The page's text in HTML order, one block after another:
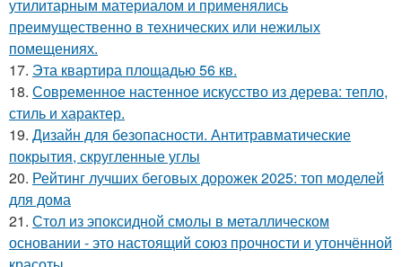
утилитарным материалом и применялись
преимущественно в технических или нежилых
помещениях.
17. Эта квартира площадью 56 кв.
18. Современное настенное искусство из дерева: тепло,
стиль и характер.
19. Дизайн для безопасности. Антитравматические
покрытия, скругленные углы
20. Рейтинг лучших беговых дорожек 2025: топ моделей
для дома
21. Стол из эпоксидной смолы в металлическом
основании - это настоящий союз прочности и утончённой